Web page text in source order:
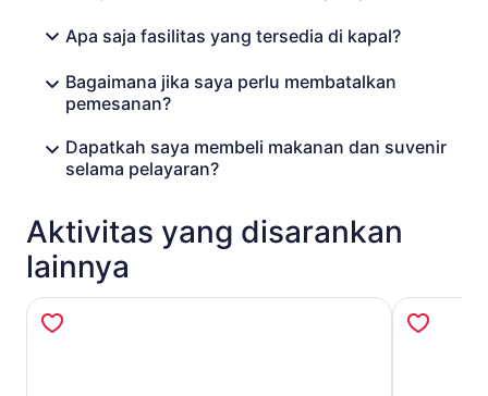
Apa saja fasilitas yang tersedia di kapal?
Bagaimana jika saya perlu membatalkan
pemesanan?
Dapatkah saya membeli makanan dan suvenir
selama pelayaran?
Aktivitas yang disarankan
lainnya